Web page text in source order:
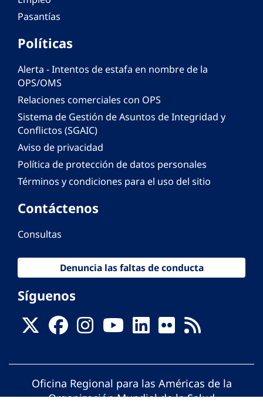
Pasantías
Políticas
Alerta - Intentos de estafa en nombre de la
OPS/OMS
Relaciones comerciales con OPS
Sistema de Gestión de Asuntos de Integridad y
Conflictos (SGAIC)
Aviso de privacidad
Política de protección de datos personales
Términos y condiciones para el uso del sitio
Contáctenos
Consultas
Denuncia las faltas de conducta
Síguenos
Oficina Regional para las Américas de la
Organización Mundial de la Salud